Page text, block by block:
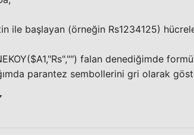
ile başlayan (örneğin Rs1234125)
falan denediğimde
parantez sembollerini gri olarak